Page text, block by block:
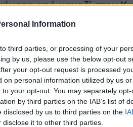
Information
third parties, or processing of your
by us, please use the below opt-out
your opt-out request is processed
personal information utilized by us
your opt-out. You may separately
by third parties on the IAB’s list of
by us to third parties on the
it to other third parties.
από μαγαζί στην
στην Κω τρεις
αλλά απασχόλησαν
να κλέψουν συνολικάτρία
αστυνομικούς της